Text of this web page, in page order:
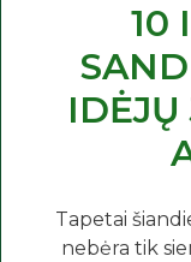
10
Tapetai
nebėra tik